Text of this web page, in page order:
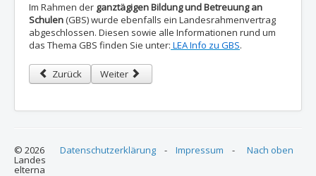
Im Rahmen der ganztägigen Bildung und Betreuung an
Schulen(GBS) wurde ebenfalls ein Landesrahmenvertrag
abgeschlossen. Diesen sowie alle Informationen rund um
das Thema GBS finden Sie unter: LEA Info zu GBS.
Vorheriger Beitrag: Kita-Richtlinien
Zurück Nächster Beitrag: Hamburger
Weiter
Nach oben
Datenschutzerklärung - Impressum -
© 2026
Landes
elterna